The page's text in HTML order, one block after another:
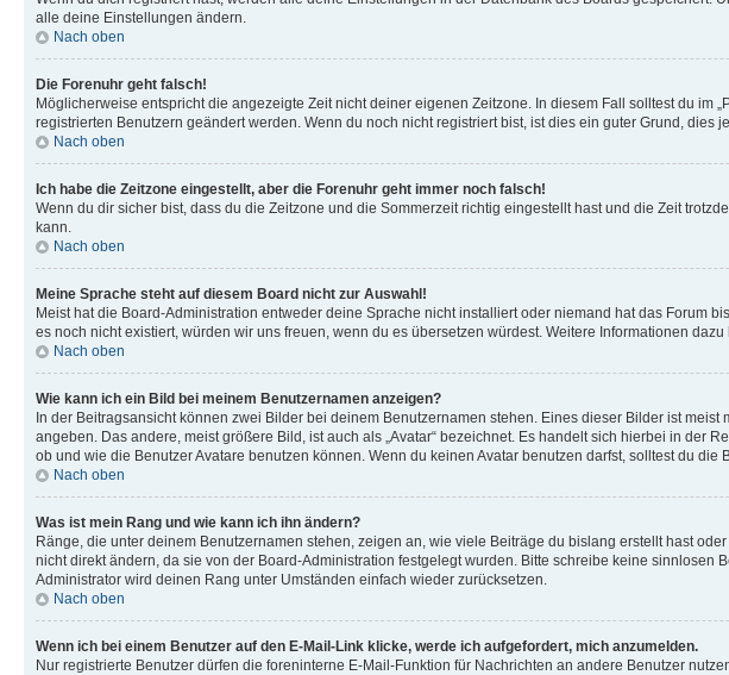
alle deine Einstellungen ändern.
Nach oben
Die Forenuhr geht falsch!
Möglicherweise entspricht die angezeigte Zeit nicht deiner eigenen Zeitzone. In diesem Fall solltest du
registrierten Benutzern geändert werden. Wenn du noch nicht registriert bist, ist dies ein guter Grund, dies
Nach oben
Ich habe die Zeitzone eingestellt, aber die Forenuhr geht immer noch falsch!
Wenn du dir sicher bist, dass du die Zeitzone und die Sommerzeit richtig eingestellt hast und die Zeit
kann.
Nach oben
Meine Sprache steht auf diesem Board nicht zur Auswahl!
Meist hat die Board-Administration entweder deine Sprache nicht installiert oder niemand hat das Forum
es noch nicht existiert, würden wir uns freuen, wenn du es übersetzen würdest. Weitere Informationen
Nach oben
Wie kann ich ein Bild bei meinem Benutzernamen anzeigen?
In der Beitragsansicht können zwei Bilder bei deinem Benutzernamen stehen. Eines dieser Bilder ist
angeben. Das andere, meist größere Bild, ist auch als „Avatar“ bezeichnet. Es handelt sich hierbei in
ob und wie die Benutzer Avatare benutzen können. Wenn du keinen Avatar benutzen darfst, solltest du
Nach oben
Was ist mein Rang und wie kann ich ihn ändern?
Ränge, die unter deinem Benutzernamen stehen, zeigen an, wie viele Beiträge du bislang erstellt hast
nicht direkt ändern, da sie von der Board-Administration festgelegt wurden. Bitte schreibe keine
Administrator wird deinen Rang unter Umständen einfach wieder zurücksetzen.
Nach oben
Wenn ich bei einem Benutzer auf den E-Mail-Link klicke, werde ich aufgefordert, mich anzumelden.
Nur registrierte Benutzer dürfen die foreninterne E-Mail-Funktion für Nachrichten an andere Benutzer